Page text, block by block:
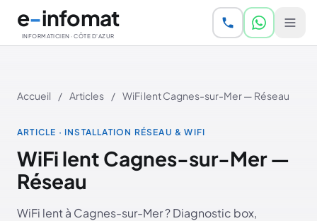
Aller au contenu principal
e-infomat
INFORMATICIEN · CÔTE D'AZUR
Accueil / Articles / WiFi lent Cagnes-sur-Mer — Réseau
ARTICLE · INSTALLATION RÉSEAU & WIFI
WiFi lent Cagnes-sur-Mer —
Réseau
WiFi lent à Cagnes-sur-Mer ? Diagnostic box,